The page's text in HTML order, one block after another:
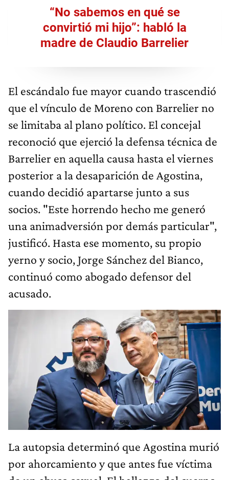
“No sabemos en qué se
convirtió mi hijo”: habló la
madre de Claudio Barrelier
El escándalo fue mayor cuando trascendió
que el vínculo de Moreno con Barrelier no
se limitaba al plano político. El concejal
reconoció que ejerció la defensa técnica de
Barrelier en aquella causa hasta el viernes
posterior a la desaparición de Agostina,
cuando decidió apartarse junto a sus
socios. "Este horrendo hecho me generó
una animadversión por demás particular",
justificó. Hasta ese momento, su propio
yerno y socio, Jorge Sánchez del Bianco,
continuó como abogado defensor del
acusado.
La autopsia determinó que Agostina murió
por ahorcamiento y que antes fue víctima